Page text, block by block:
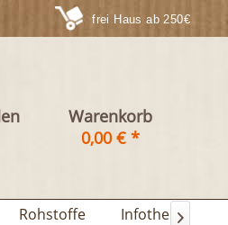
frei Haus ab 250€
Warenkorb
0,00 € *
Rohstoffe Infothek 